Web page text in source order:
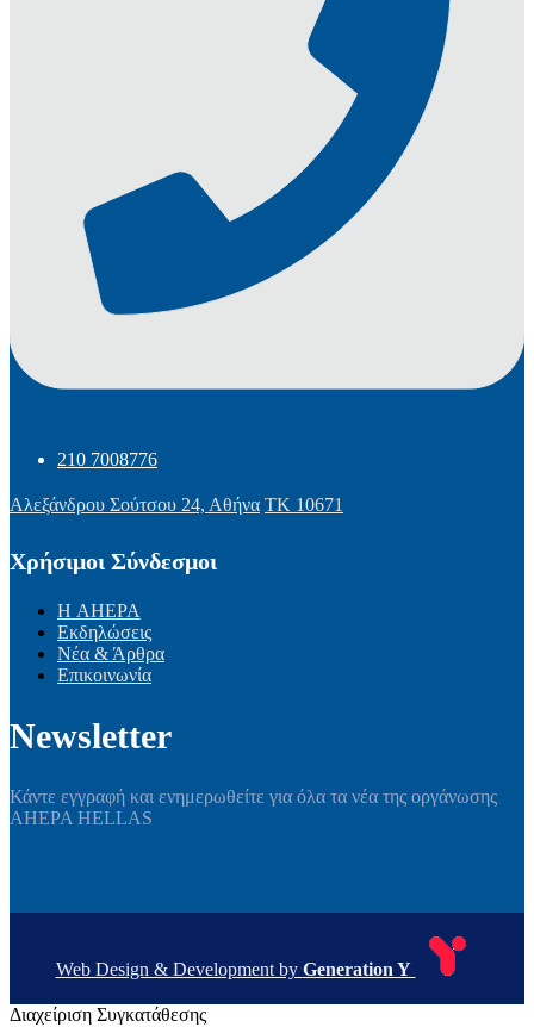
210 7008776
Αλεξάνδρου Σούτσου 24, Αθήνα ΤΚ 10671
Χρήσιμοι Σύνδεσμοι
Η AHEPA
Εκδηλώσεις
Νέα & Άρθρα
Επικοινωνία
Newsletter
Κάντε εγγραφή και ενημερωθείτε για όλα τα νέα της οργάνωσης
AHEPA HELLAS
Web Design & Development by Generation Y
Διαχείριση Συγκατάθεσης